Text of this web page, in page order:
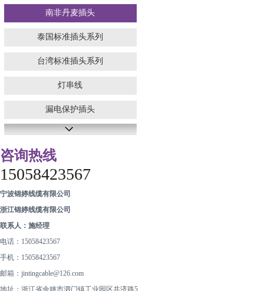
南非丹麦插头
泰国标准插头系列
台湾标准插头系列
灯串线
漏电保护插头
咨询热线
15058423567
宁波锦婷线缆有限公司
浙江锦婷线缆有限公司
联系人：施经理
电话：15058423567
手机： 15058423567
邮箱：jintingcable@126.com